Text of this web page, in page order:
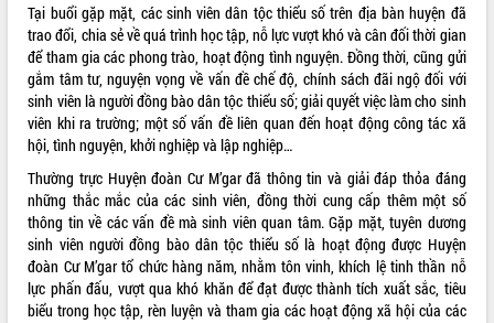
VIDEO
Tại buổi gặp mặt, các sinh viên dân tộc thiểu số trên địa bàn huyện đã
trao đổi, chia sẻ về quá trình học tập, nỗ lực vượt khó và cân đối thời gian
để tham gia các phong trào, hoạt động tình nguyện. Đồng thời, cũng gửi
gắm tâm tư, nguyện vọng về vấn đề chế độ, chính sách đãi ngộ đối với
sinh viên là người đồng bào dân tộc thiểu số; giải quyết việc làm cho sinh
viên khi ra trường; một số vấn đề liên quan đến hoạt động công tác xã
hội, tình nguyện, khởi nghiệp và lập nghiệp…
Thường trực Huyện đoàn Cư M’gar đã thông tin và giải đáp thỏa đáng
những thắc mắc của các sinh viên, đồng thời cung cấp thêm một số
thông tin về các vấn đề mà sinh viên quan tâm. Gặp mặt, tuyên dương
sinh viên người đồng bào dân tộc thiểu số là hoạt động được Huyện
đoàn Cư M’gar tổ chức hàng năm, nhằm tôn vinh, khích lệ tinh thần nỗ
lực phấn đấu, vượt qua khó khăn để đạt được thành tích xuất sắc, tiêu
biểu trong học tập, rèn luyện và tham gia các hoạt động xã hội của các